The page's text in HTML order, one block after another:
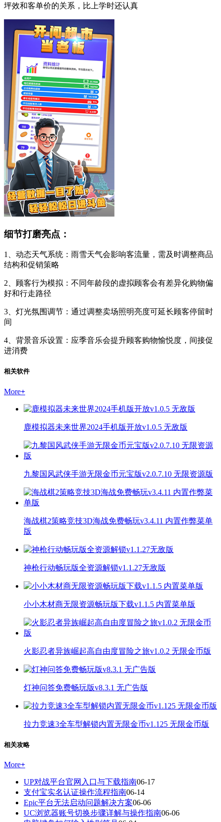
坪效和客单价的关系，比上学时还认真
细节打磨亮点：
1、动态天气系统：雨雪天气会影响客流量，需及时调整商品
结构和促销策略
2、顾客行为模拟：不同年龄段的虚拟顾客会有差异化购物偏
好和行走路径
3、灯光氛围调节：通过调整卖场照明亮度可延长顾客停留时
间
4、背景音乐设置：应季音乐会提升顾客购物愉悦度，间接促
进消费
相关软件
More+
鹿模拟器未来世界2024手机版开放v1.0.5 无敌版
九黎国风武侠手游无限金币元宝版v2.0.7.10 无限资源版
海战棋2策略竞技3D海战免费畅玩v3.4.11 内置作弊菜单
版
神枪行动畅玩版全资源解锁v1.1.27无敌版
小小木材商无限资源畅玩版下载v1.1.5 内置菜单版
火影忍者异族崛起高自由度冒险之旅v1.0.2 无限金币版
灯神问答免费畅玩版v8.3.1 无广告版
拉力竞速3全车型解锁内置无限金币v1.125 无限金币版
相关攻略
More+
UP对战平台官网入口与下载指南06-17
支付宝实名认证操作流程指南06-14
Epic平台无法启动问题解决方案06-06
UC浏览器账号切换步骤详解与操作指南06-06